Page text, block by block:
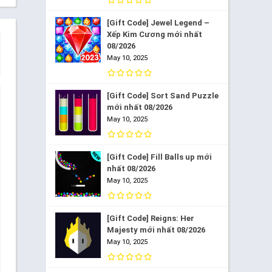
[Gift Code] Jewel Legend –
Xếp Kim Cương mới nhất
08/2026
May 10, 2025
[Gift Code] Sort Sand Puzzle
mới nhất 08/2026
May 10, 2025
[Gift Code] Fill Balls up mới
nhất 08/2026
May 10, 2025
[Gift Code] Reigns: Her
Majesty mới nhất 08/2026
May 10, 2025